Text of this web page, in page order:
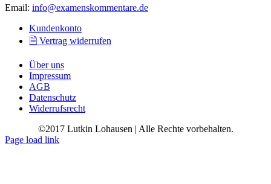
Email: info@examenskommentare.de
Kundenkonto
🗎 Vertrag widerrufen
Über uns
Impressum
AGB
Datenschutz
Widerrufsrecht
©2017 Lutkin Lohausen | Alle Rechte vorbehalten.
Page load link